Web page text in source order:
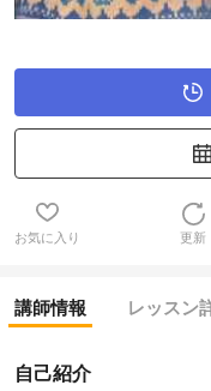
お気に入り 更新
講師情報 レッスン
自己紹介